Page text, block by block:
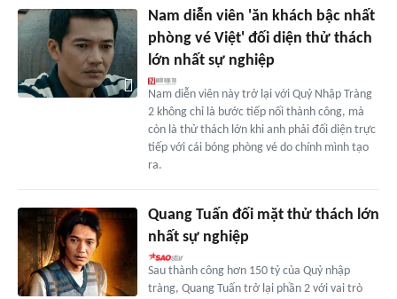
Nam diễn viên 'ăn khách bậc nhất
phòng vé Việt' đối diện thử thách
lớn nhất sự nghiệp
Nam diễn viên này trở lại với Quỷ Nhập Tràng
2 không chỉ là bước tiếp nối thành công, mà
còn là thử thách lớn khi anh phải đối diện trực
tiếp với cái bóng phòng vé do chính mình tạo
ra.
Quang Tuấn đối mặt thử thách lớn
nhất sự nghiệp
Sau thành công hơn 150 tỷ của Quỷ nhập
tràng, Quang Tuấn trở lại phần 2 với vai trò